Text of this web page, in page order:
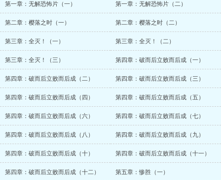
第一章：无解恐怖片（一） 第一章：无解恐怖片（二）
第二章：樱落之时（一） 第二章：樱落之时（二）
第三章：全灭！（一） 第三章：全灭！（二）
第三章：全灭！（三） 第四章：破而后立败而后成（一）
第四章：破而后立败而后成（二） 第四章：破而后立败而后成（三）
第四章：破而后立败而后成（四） 第四章：破而后立败而后成（五）
第四章：破而后立败而后成（六） 第四章：破而后立败而后成（七）
第四章：破而后立败而后成（八） 第四章：破而后立败而后成（九）
第四章：破而后立败而后成（十） 第四章：破而后立败而后成（十一）
第四章：破而后立败而后成（十二） 第五章：惨胜（一）